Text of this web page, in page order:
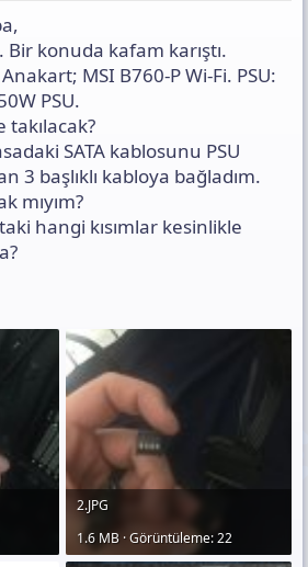
n
K
p
y
a
l
konuda kafam karıştı.
MSI B760-P Wi-Fi. PSU:
PSU.
SATA kablosunu PSU
3 başlıklı kabloya bağladım.
mıyım?
hangi kısımlar kesinlikle
2.JPG
1.6 MB · Görüntüleme: 22